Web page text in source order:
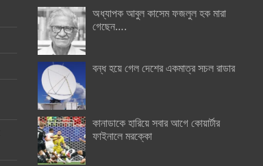
অধ্যাপক আবুল কাসেম ফজলুল হক মারা
গেছেন….
বন্ধ হয়ে গেল দেশের একমাত্র সচল রাডার
কানাডাকে হারিয়ে সবার আগে কোয়ার্টার
ফাইনালে মরক্কো